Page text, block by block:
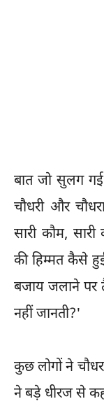
बात जो सुलग
चौधरी और
सारी कौम,
की हिम्मत कैसे
बजाय जलाने पर
नहीं जानती?'
कुछ लोगों ने
ने बड़े धीरज से